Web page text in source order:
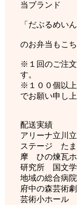
当ブランド
「だぶるめいん
のお弁当もこ
※１回のご注
す。
※１００個以
でお願い申し上
配送実績
アリーナ立川
ステージ た
摩 ひの煉瓦
研究所 国文
地域の総合病
府中の森芸術
芸術小ホール